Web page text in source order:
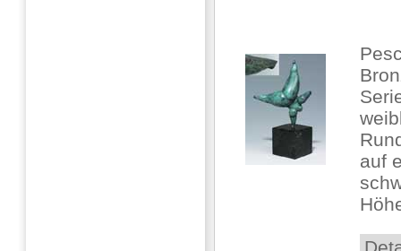
auf